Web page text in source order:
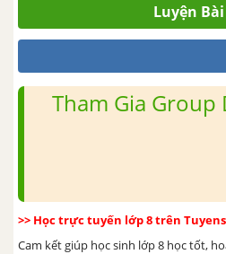
Luyện
Tham Gia Group
>> Học trực tuyến lớp 8 trên
Cam kết giúp học sinh lớp 8 học tốt,